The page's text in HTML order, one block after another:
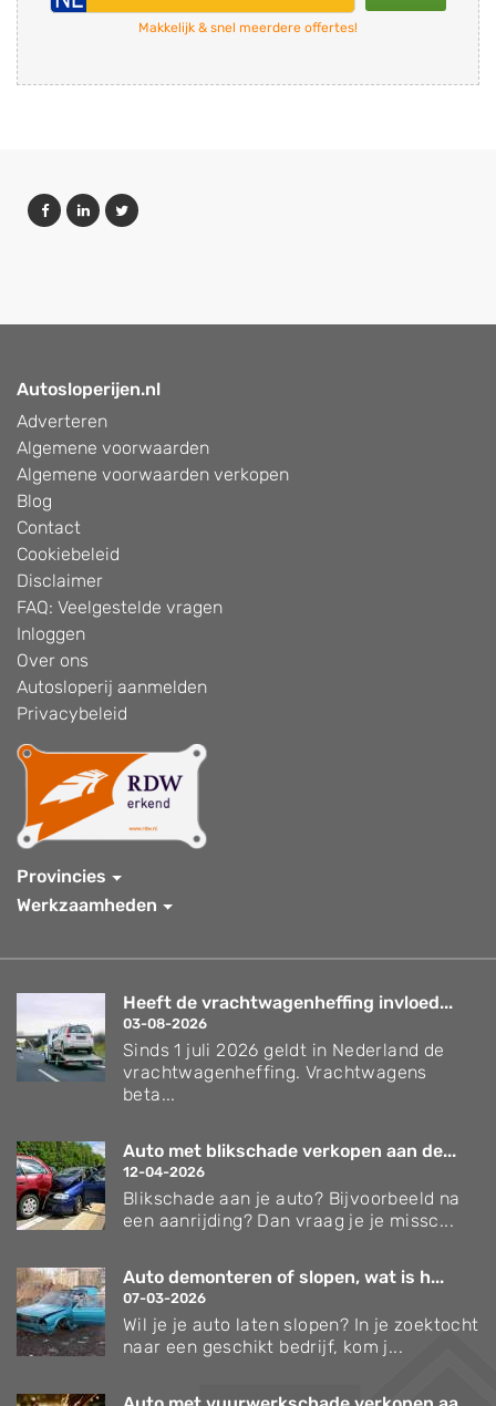
Makkelijk & snel meerdere offertes!
Autosloperijen.nl
Adverteren
Algemene voorwaarden
Algemene voorwaarden verkopen
Blog
Contact
Cookiebeleid
Disclaimer
FAQ: Veelgestelde vragen
Inloggen
Over ons
Autosloperij aanmelden
Privacybeleid
Provincies
Werkzaamheden
Heeft de vrachtwagenheffing invloed...
03-08-2026
Sinds 1 juli 2026 geldt in Nederland de
vrachtwagenheffing. Vrachtwagens
beta...
Auto met blikschade verkopen aan de...
12-04-2026
Blikschade aan je auto? Bijvoorbeeld na
een aanrijding? Dan vraag je je missc...
Auto demonteren of slopen, wat is h...
07-03-2026
Wil je je auto laten slopen? In je zoektocht
naar een geschikt bedrijf, kom j...